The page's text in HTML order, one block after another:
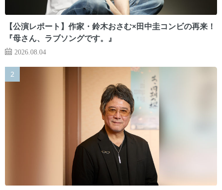
【公演レポート】作家・鈴木おさむ×田中圭コンビの再来！
『母さん、ラブソングです。』
2026.08.04